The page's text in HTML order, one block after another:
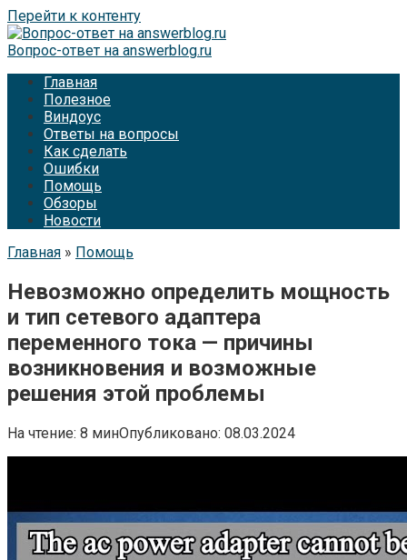
Перейти к контенту
Вопрос-ответ на answerblog.ru
Главная
Полезное
Виндоус
Ответы на вопросы
Как сделать
Ошибки
Помощь
Обзоры
Новости
Главная » Помощь
Невозможно определить мощность
и тип сетевого адаптера
переменного тока — причины
возникновения и возможные
решения этой проблемы
На чтение: 8 минОпубликовано: 08.03.2024